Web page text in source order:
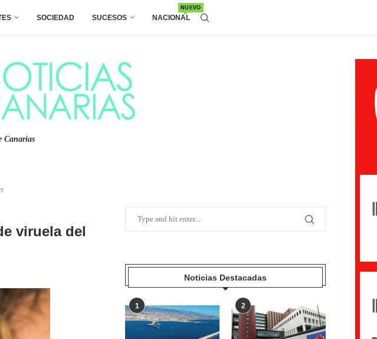
SOCIEDAD SUCESOS NACIONAL
NUEVO
Canarias
viruela del
Noticias Destacadas
1 2